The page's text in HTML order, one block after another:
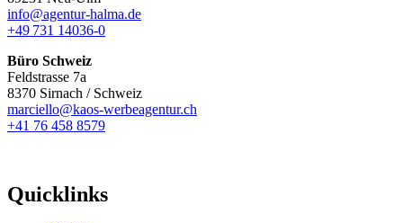
info@agentur-halma.de
+49 731 14036-0
Büro Schweiz
Feldstrasse 7a
8370 Sirnach / Schweiz
marciello@kaos-werbeagentur.ch
+41 76 458 8579
Quicklinks